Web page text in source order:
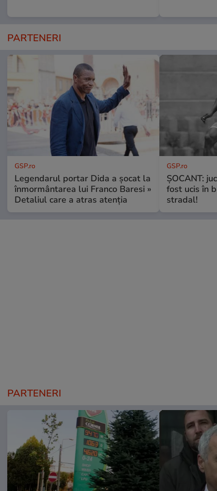
PARTENERI
GSP.ro
Legendarul portar Dida a șocat la
înmormântarea lui Franco Baresi »
Detaliul care a atras atenția
GSP.ro
ȘOCANT:
fost ucis în
stradal!
PARTENERI